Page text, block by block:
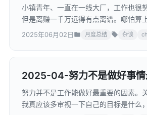
小镇青年、一直在一线大厂，工作也很
但是离赚一千万远得有点离谱。哪怕算
法达到这个目标。所以到底是哪里出了
2025年06月02日 月度总结 杂谈
2025-04-努力不是做好事情
努力并不是工作能做好最重要的因素。
我真应该多审视一下自己的目标是什么